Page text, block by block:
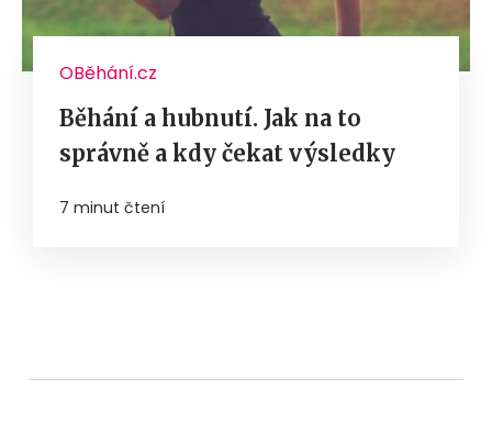
OBěhání.cz
Běhání a hubnutí. Jak na to
správně a kdy čekat výsledky
7 minut čtení